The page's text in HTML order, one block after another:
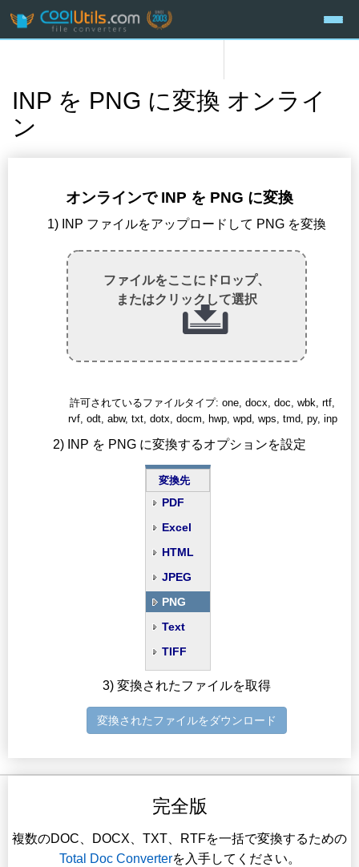
INP を PNG に変換 オンライ
ン
オンラインで INP を PNG に変換
1) INP ファイルをアップロードして PNG を変換
ファイルをここにドロップ、
またはクリックして選択
許可されているファイルタイプ: one, docx, doc, wbk, rtf,
rvf, odt, abw, txt, dotx, docm, hwp, wpd, wps, tmd, py, inp
2) INP を PNG に変換するオプションを設定
変換先
PDF
Excel
HTML
JPEG
PNG
Text
TIFF
3) 変換されたファイルを取得
変換されたファイルをダウンロード
完全版
複数のDOC、DOCX、TXT、RTFを一括で変換するための
Total Doc Converterを入手してください。